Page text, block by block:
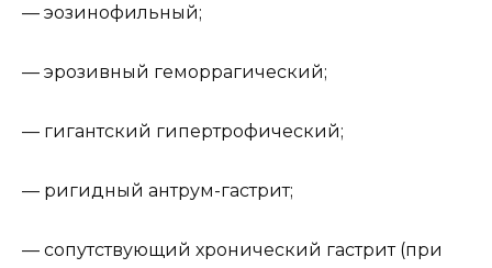
— эозинофильный;
— эрозивный геморрагический;
— гигантский гипертрофический;
— ригидный антрум-гастрит;
— сопутствующий хронический гастрит (при